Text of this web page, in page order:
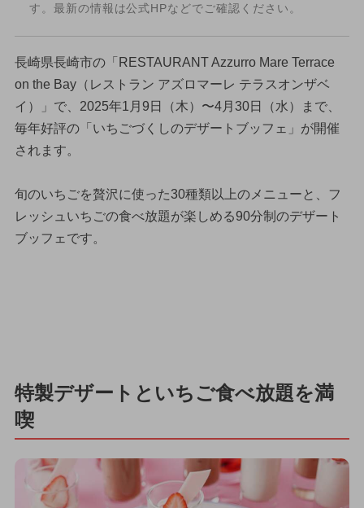
す。最新の情報は公式HPなどでご確認ください。
長崎県長崎市の「RESTAURANT Azzurro Mare Terrace
on the Bay（レストラン アズロマーレ テラスオンザベ
イ）」で、2025年1月9日（木）〜4月30日（水）まで、
毎年好評の「いちごづくしのデザートブッフェ」が開催
されます。
旬のいちごを贅沢に使った30種類以上のメニューと、フ
レッシュいちごの食べ放題が楽しめる90分制のデザート
ブッフェです。
特製デザートといちご食べ放題を満
喫